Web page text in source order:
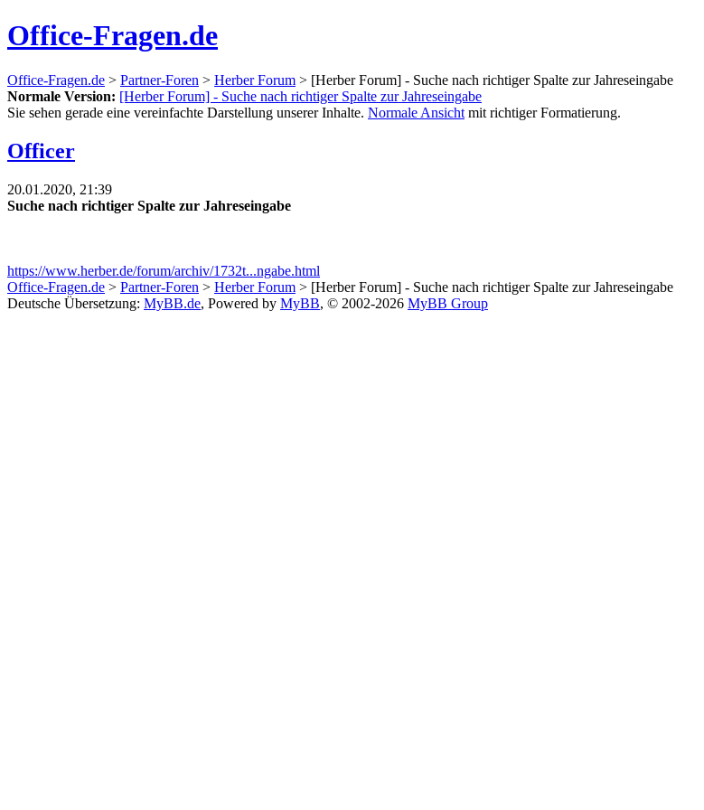
Office-Fragen.de
Office-Fragen.de > Partner-Foren > Herber Forum > [Herber Forum] - Suche nach richtiger Spalte zur Jahreseingabe
Normale Version: [Herber Forum] - Suche nach richtiger Spalte zur Jahreseingabe
Sie sehen gerade eine vereinfachte Darstellung unserer Inhalte. Normale Ansicht mit richtiger Formatierung.
Officer
20.01.2020, 21:39
Suche nach richtiger Spalte zur Jahreseingabe
https://www.herber.de/forum/archiv/1732t...ngabe.html
Office-Fragen.de > Partner-Foren > Herber Forum > [Herber Forum] - Suche nach richtiger Spalte zur Jahreseingabe
Deutsche Übersetzung: MyBB.de, Powered by MyBB, © 2002-2026 MyBB Group